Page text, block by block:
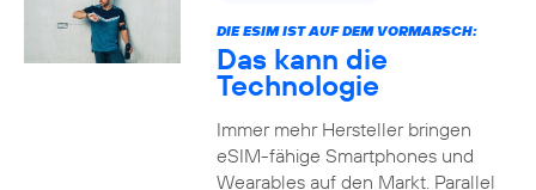
DIE ESIM IST AUF DEM VORMARSCH:
Das kann die
Technologie
Immer mehr Hersteller bringen
eSIM-fähige Smartphones und
Wearables auf den Markt. Parallel